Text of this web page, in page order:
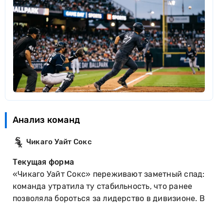
Анализ команд
Чикаго Уайт Сокс
Текущая форма
«Чикаго Уайт Сокс» переживают заметный спад:
команда утратила ту стабильность, что ранее
позволяла бороться за лидерство в дивизионе. В